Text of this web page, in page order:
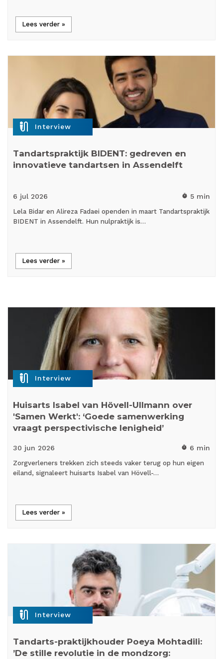
Lees verder »
mic_external_on Interview
Tandartspraktijk BIDENT: gedreven en
innovatieve tandartsen in Assendelft
6 jul 2026 timer 5 min
Lela Bidar en Alireza Fadaei openden in maart Tandartspraktijk
BIDENT in Assendelft. Hun nulpraktijk is…
Lees verder »
mic_external_on Interview
Huisarts Isabel van Hövell-Ullmann over
'Samen Werkt': ‘Goede samenwerking
vraagt perspectivische lenigheid’
30 jun 2026 timer 6 min
Zorgverleners trekken zich steeds vaker terug op hun eigen
eiland, signaleert huisarts Isabel van Hövell-…
Lees verder »
mic_external_on Interview
Tandarts-praktijkhouder Poeya Mohtadili:
’De stille revolutie in de mondzorg: